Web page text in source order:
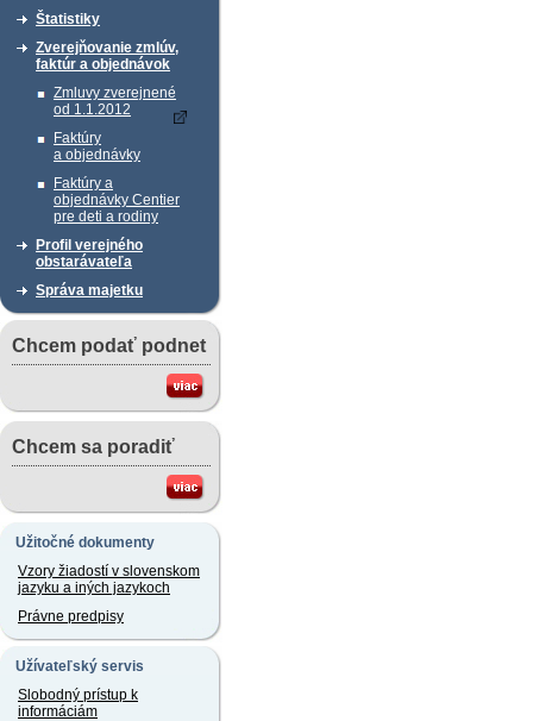
Štatistiky
Zverejňovanie zmlúv,
faktúr a objednávok
Zmluvy zverejnené
od 1.1.2012
Faktúry
a objednávky
Faktúry a
objednávky Centier
pre deti a rodiny
Profil verejného
obstarávateľa
Správa majetku
Chcem podať podnet
Chcem sa poradiť
Užitočné dokumenty
Vzory žiadostí v slovenskom
jazyku a iných jazykoch
Právne predpisy
Užívateľský servis
Slobodný prístup k
informáciám